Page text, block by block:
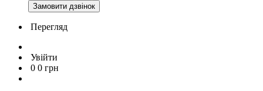
Замовити дзвінок
Перегляд
Увійти
0 0 грн